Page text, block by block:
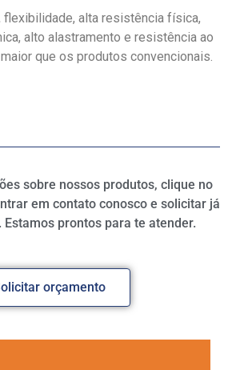
flexibilidade, alta resistência física,
alto alastramento e resistência ao
que os produtos convencionais.
sobre nossos produtos, clique no
em contato conosco e solicitar já
prontos para te atender.
orçamento